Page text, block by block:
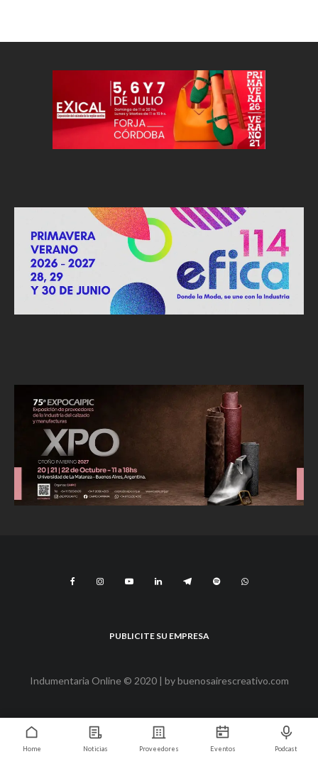
PUBLICITE SU EMPRESA
Indumentaria Online © 2020 | bybuenosairescreativo.com
Home Noticias Proveedores Eventos Podcast